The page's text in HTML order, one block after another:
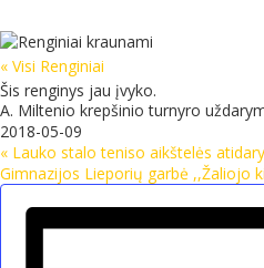
« Visi Renginiai
Šis renginys jau įvyko.
A. Miltenio krepšinio turnyro
2018-05-09
« Lauko stalo teniso aikštelės
Gimnazijos Lieporių garbė ,,Žaliojo